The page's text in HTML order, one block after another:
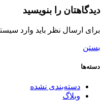
دیدگاهتان را بنویسید
برای ارسال نظر باید وارد
بستن
دسته‌ها
دسته‌بندی نشده
وبلاگ